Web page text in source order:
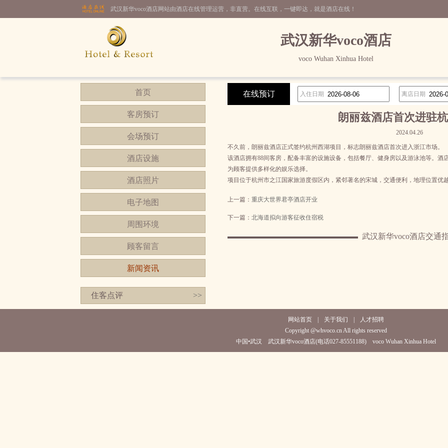
武汉新华voco酒店网站由酒店在线管理运营，非直营。在线互联，一键即达，就是酒店在线！
武汉新华voco酒店
voco Wuhan Xinhua Hotel
首页
客房预订
会场预订
酒店设施
酒店照片
电子地图
周围环境
顾客留言
新闻资讯
住客点评 >>
在线预订 入住日期 离店日期
朗丽兹酒店首次进驻
2024.04.26
不久前，朗丽兹酒店正式签约杭州西湖项目，标志朗丽兹酒店首次进入浙江市场。
该酒店拥有88间客房，配备丰富的设施设备，包括餐厅、健身房以及游泳池等。
为顾客提供多样化的娱乐选择。
项目位于杭州市之江国家旅游度假区内，紧邻著名的宋城，交通便利，地理位置优
上一篇： 重庆大世界君亭酒店开业
下一篇： 北海道拟向游客征收住宿税
武汉新华voco酒店交通
网站首页 关于我们
人才招聘
Copyright @whvoco.cn All rights reserved
中国•武汉 武汉新华voco酒店(电话027-85551188) voco Wuhan Xinhua Hotel